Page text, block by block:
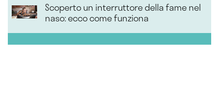
Scoperto un interruttore della fame nel
naso: ecco come funziona